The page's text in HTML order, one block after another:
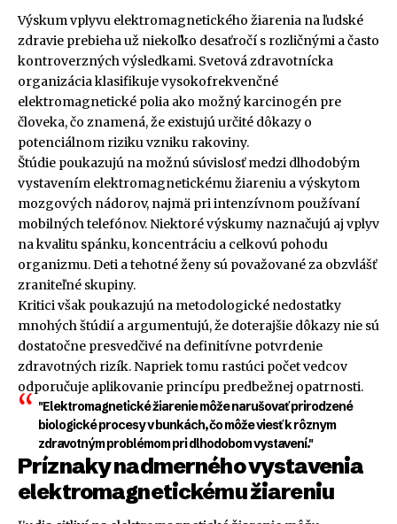
Výskum vplyvu elektromagnetického žiarenia na ľudské
zdravie prebieha už niekoľko desaťročí s rozličnými a často
kontroverzných výsledkami. Svetová zdravotnícka
organizácia klasifikuje vysokofrekvenčné
elektromagnetické polia ako možný karcinogén pre
človeka, čo znamená, že existujú určité dôkazy o
potenciálnom riziku vzniku rakoviny.
Štúdie poukazujú na možnú súvislosť medzi dlhodobým
vystavením elektromagnetickému žiareniu a výskytom
mozgových nádorov, najmä pri intenzívnom používaní
mobilných telefónov. Niektoré výskumy naznačujú aj vplyv
na kvalitu spánku, koncentráciu a celkovú pohodu
organizmu. Deti a tehotné ženy sú považované za obzvlášť
zraniteľné skupiny.
Kritici však poukazujú na metodologické nedostatky
mnohých štúdií a argumentujú, že doterajšie dôkazy nie sú
dostatočne presvedčivé na definitívne potvrdenie
zdravotných rizík. Napriek tomu rastúci počet vedcov
odporučuje aplikovanie princípu predbežnej opatrnosti.
"Elektromagnetické žiarenie môže narušovať prirodzené
biologické procesy v bunkách, čo môže viesť k rôznym
zdravotným problémom pri dlhodobom vystavení."
Príznaky nadmerného vystavenia
elektromagnetickému žiareniu